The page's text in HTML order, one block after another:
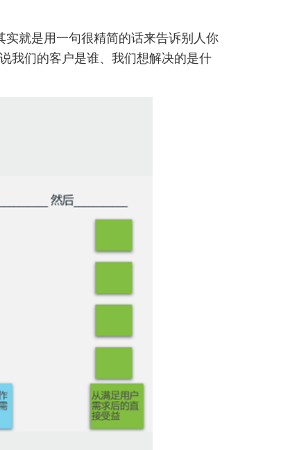
实就是用一句很精简的话来告诉别人你
我们的客户是谁、我们想解决的是什